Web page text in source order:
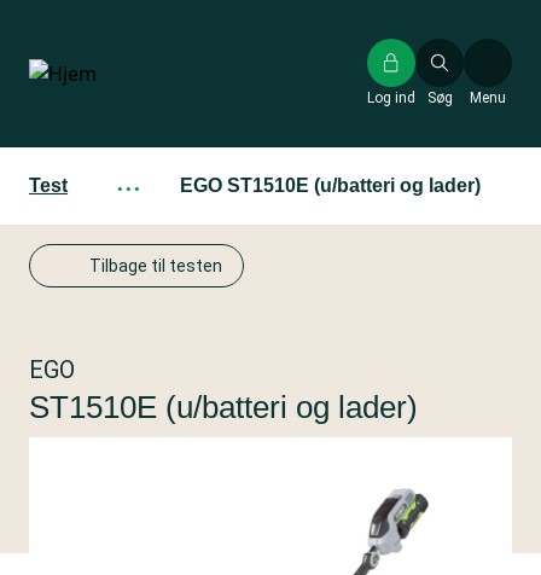
hovedindhold
Søg
Log ind Menu
Test ··· EGO ST1510E (u/batteri og lader)
Tilbage til testen
EGO
ST1510E (u/batteri og lader)